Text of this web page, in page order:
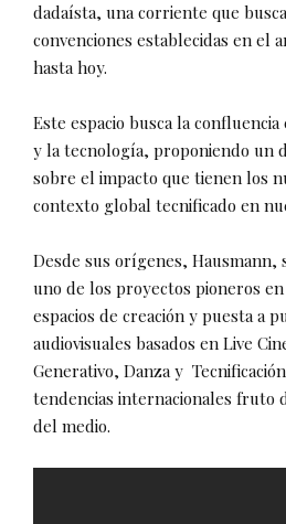
dadaísta, una corriente que
convenciones establecidas en el
hasta hoy.
Este espacio busca la
y la tecnología, proponiendo un
sobre el impacto que tienen los
contexto global tecnificado en
Desde sus orígenes, Hausmann,
uno de los proyectos pioneros
espacios de creación y puesta a
audiovisuales basados en Live
Generativo, Danza y
tendencias internacionales fruto
del medio.